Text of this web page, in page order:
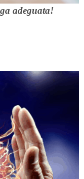
adeguata!